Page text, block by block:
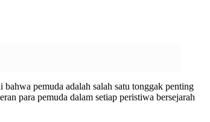
pemuda adalah salah satu tonggak penting
para pemuda dalam setiap peristiwa bersejarah